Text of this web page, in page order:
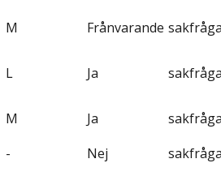
M Frånvarande
L Ja
M Ja
- Nej